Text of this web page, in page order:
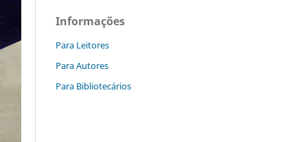
Informações
Para Leitores
Para Autores
Para Bibliotecários